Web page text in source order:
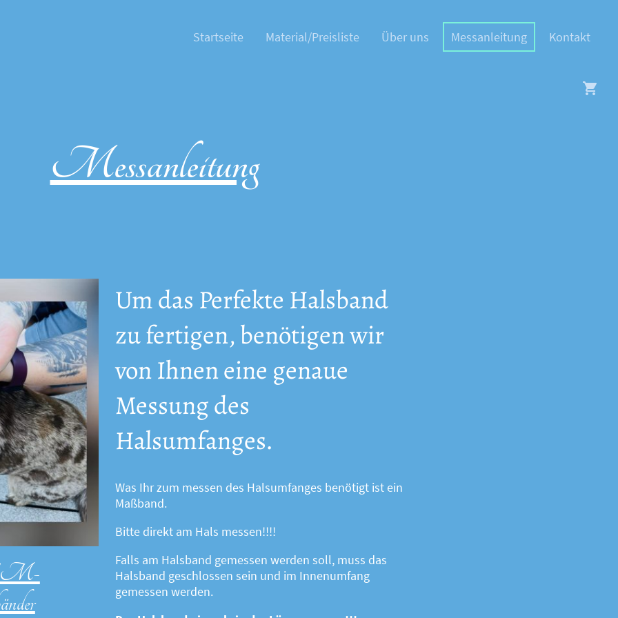
Startseite Material/Preisliste Über uns Messanleitung Kontakt
Messanleitung
Um das Perfekte Halsband
zu fertigen, benötigen wir
von Ihnen eine genaue
Messung des
Halsumfanges.
Was Ihr zum messen des Halsumfanges benötigt ist ein
Maßband.
Bitte direkt am Hals messen!!!!
Falls am Halsband gemessen werden soll, muss das
Halsband geschlossen sein und im Innenumfang
gemessen werden.